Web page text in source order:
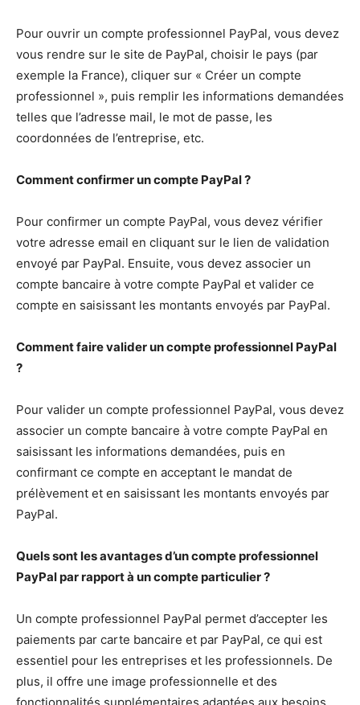
Pour ouvrir un compte professionnel PayPal, vous devez
vous rendre sur le site de PayPal, choisir le pays (par
exemple la France), cliquer sur « Créer un compte
professionnel », puis remplir les informations demandées
telles que l’adresse mail, le mot de passe, les
coordonnées de l’entreprise, etc.
Comment confirmer un compte PayPal ?
Pour confirmer un compte PayPal, vous devez vérifier
votre adresse email en cliquant sur le lien de validation
envoyé par PayPal. Ensuite, vous devez associer un
compte bancaire à votre compte PayPal et valider ce
compte en saisissant les montants envoyés par PayPal.
Comment faire valider un compte professionnel PayPal
?
Pour valider un compte professionnel PayPal, vous devez
associer un compte bancaire à votre compte PayPal en
saisissant les informations demandées, puis en
confirmant ce compte en acceptant le mandat de
prélèvement et en saisissant les montants envoyés par
PayPal.
Quels sont les avantages d’un compte professionnel
PayPal par rapport à un compte particulier ?
Un compte professionnel PayPal permet d’accepter les
paiements par carte bancaire et par PayPal, ce qui est
essentiel pour les entreprises et les professionnels. De
plus, il offre une image professionnelle et des
fonctionnalités supplémentaires adaptées aux besoins